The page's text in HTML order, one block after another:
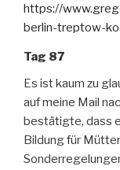
Tag 87
Es ist kaum zu
auf meine Mail
bestätigte, dass
Bildung für